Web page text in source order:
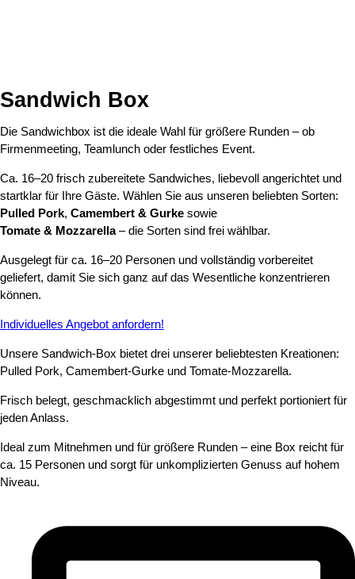
Sandwich Box
Die Sandwichbox ist die ideale Wahl für größere Runden – ob
Firmenmeeting, Teamlunch oder festliches Event.
Ca. 16–20 frisch zubereitete Sandwiches, liebevoll angerichtet und
startklar für Ihre Gäste. Wählen Sie aus unseren beliebten Sorten:
Pulled Pork, Camembert & Gurke sowie
Tomate & Mozzarella– die Sorten sind frei wählbar.
Ausgelegt für ca. 16–20 Personen und vollständig vorbereitet
geliefert, damit Sie sich ganz auf das Wesentliche konzentrieren
können.
Individuelles Angebot anfordern!
Unsere Sandwich-Box bietet drei unserer beliebtesten Kreationen:
Pulled Pork, Camembert-Gurke und Tomate-Mozzarella.
Frisch belegt, geschmacklich abgestimmt und perfekt portioniert für
jeden Anlass.
Ideal zum Mitnehmen und für größere Runden – eine Box reicht für
ca. 15 Personen und sorgt für unkomplizierten Genuss auf hohem
Niveau.